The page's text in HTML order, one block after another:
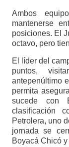
Ambos
mantenerse
posiciones. El
octavo, pero
El líder del
puntos,
antepenúltimo
permita
sucede con
clasificación
Petrolera, uno
jornada se
Boyacá Chicó